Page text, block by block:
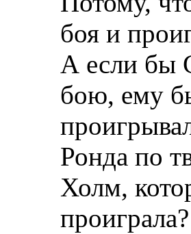
боя и
А если бы
бою, ему
Ронда по
Холм,
проиграла?